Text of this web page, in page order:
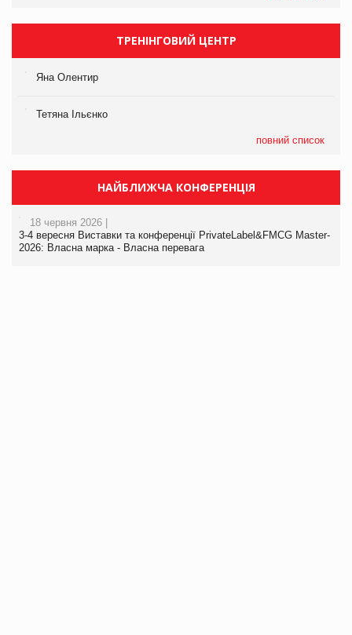
ТРЕНІНГОВИЙ ЦЕНТР
Яна Олентир
Тетяна Ільєнко
повний список
НАЙБЛИЖЧА КОНФЕРЕНЦІЯ
18 червня 2026 |
3-4 вересня Виставки та конференції PrivateLabel&FMCG Master-
2026: Власна марка - Власна перевага